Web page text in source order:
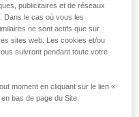
AU
PRIVILÉGIÉES
publicitaires et de réseaux
Dans le cas où vous les
ne sont actifs que sur
sites web. Les cookies et/ou
suivront pendant toute votre
moment en cliquant sur le lien «
bas de page du Site.